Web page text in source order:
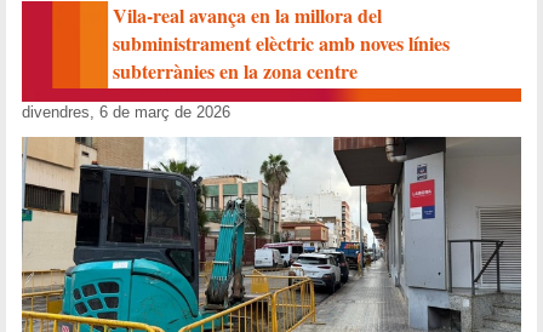
Vila-real avança en la millora del
subministrament elèctric amb noves línies
subterrànies en la zona centre
divendres, 6 de març de 2026